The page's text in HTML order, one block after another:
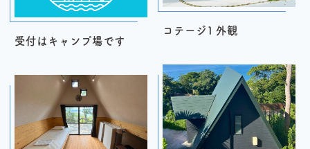
受付はキャンプ場です
コテージ1 外観